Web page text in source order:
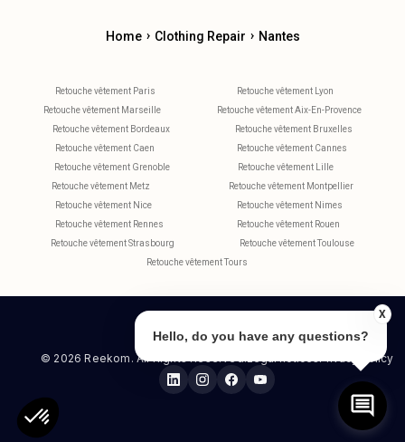
Home › Clothing Repair › Nantes
Retouche vêtement Paris
Retouche vêtement Lyon
Retouche vêtement Marseille
Retouche vêtement Aix-En-Provence
Retouche vêtement Bordeaux
Retouche vêtement Bruxelles
Retouche vêtement Caen
Retouche vêtement Cannes
Retouche vêtement Grenoble
Retouche vêtement Lille
Retouche vêtement Metz
Retouche vêtement Montpellier
Retouche vêtement Nice
Retouche vêtement Nimes
Retouche vêtement Rennes
Retouche vêtement Rouen
Retouche vêtement Strasbourg
Retouche vêtement Toulouse
Retouche vêtement Tours
© 2026 Reekom. All Rights Reserved. Privacy Policy
X
Hello, do you have any questions?